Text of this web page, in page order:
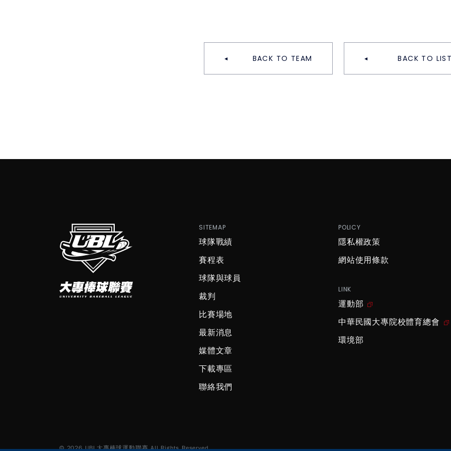
BACK TO TEAM BACK TO
SITEMAP
球隊戰績
賽程表
球隊與球員
裁判
比賽場地
最新消息
媒體文章
下載專區
聯絡我們
POLICY
隱私權政策
網站使用條款
LINK
運動部
中華民國大專院校體育總會
環境部
© 2026 UBL大專棒球運動聯賽 All Rights Reserved.